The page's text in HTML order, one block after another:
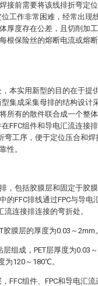
接前需要将该线排折弯定
工作非常困难，经常出现
厚度存在公差，且切削加
根保险丝的熔断电流或熔
本实用新型的目的在于提
集成采集母排的结构设计
所有的散件联合成一个整
FFC组件和导电汇流连接
弯工序，便于定位压合和
性。
，包括胶膜层和固定于胶
的FFC排线通过FPC与导电
流连接排连接的弯折处。
膜层的厚度为0.03～2mm。
组成，PET层厚度为0.03
为120～180℃。
FFC组件、FPC和导电汇